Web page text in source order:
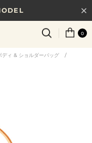
以上で送料無料
しいギフトガイド
0
ディ & ショルダーバッグ
/